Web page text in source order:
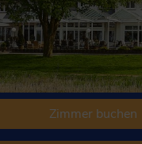
Zimmer buchen